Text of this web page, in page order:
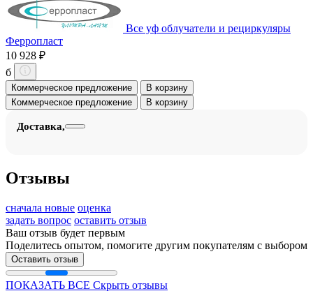
Все уф облучатели и рециркуляры
Ферропласт
10 928 ₽
б
Коммерческое предложение
В корзину
Коммерческое предложение
В корзину
Доставка,
Отзывы
сначала новые оценка
задать вопрос оставить отзыв
Ваш отзыв будет первым
Поделитесь опытом, помогите другим покупателям с выбором
Оставить отзыв
ПОКАЗАТЬ ВСЕ Скрыть отзывы